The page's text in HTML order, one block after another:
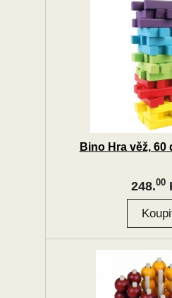
Bino Hra věž, 60
248.00